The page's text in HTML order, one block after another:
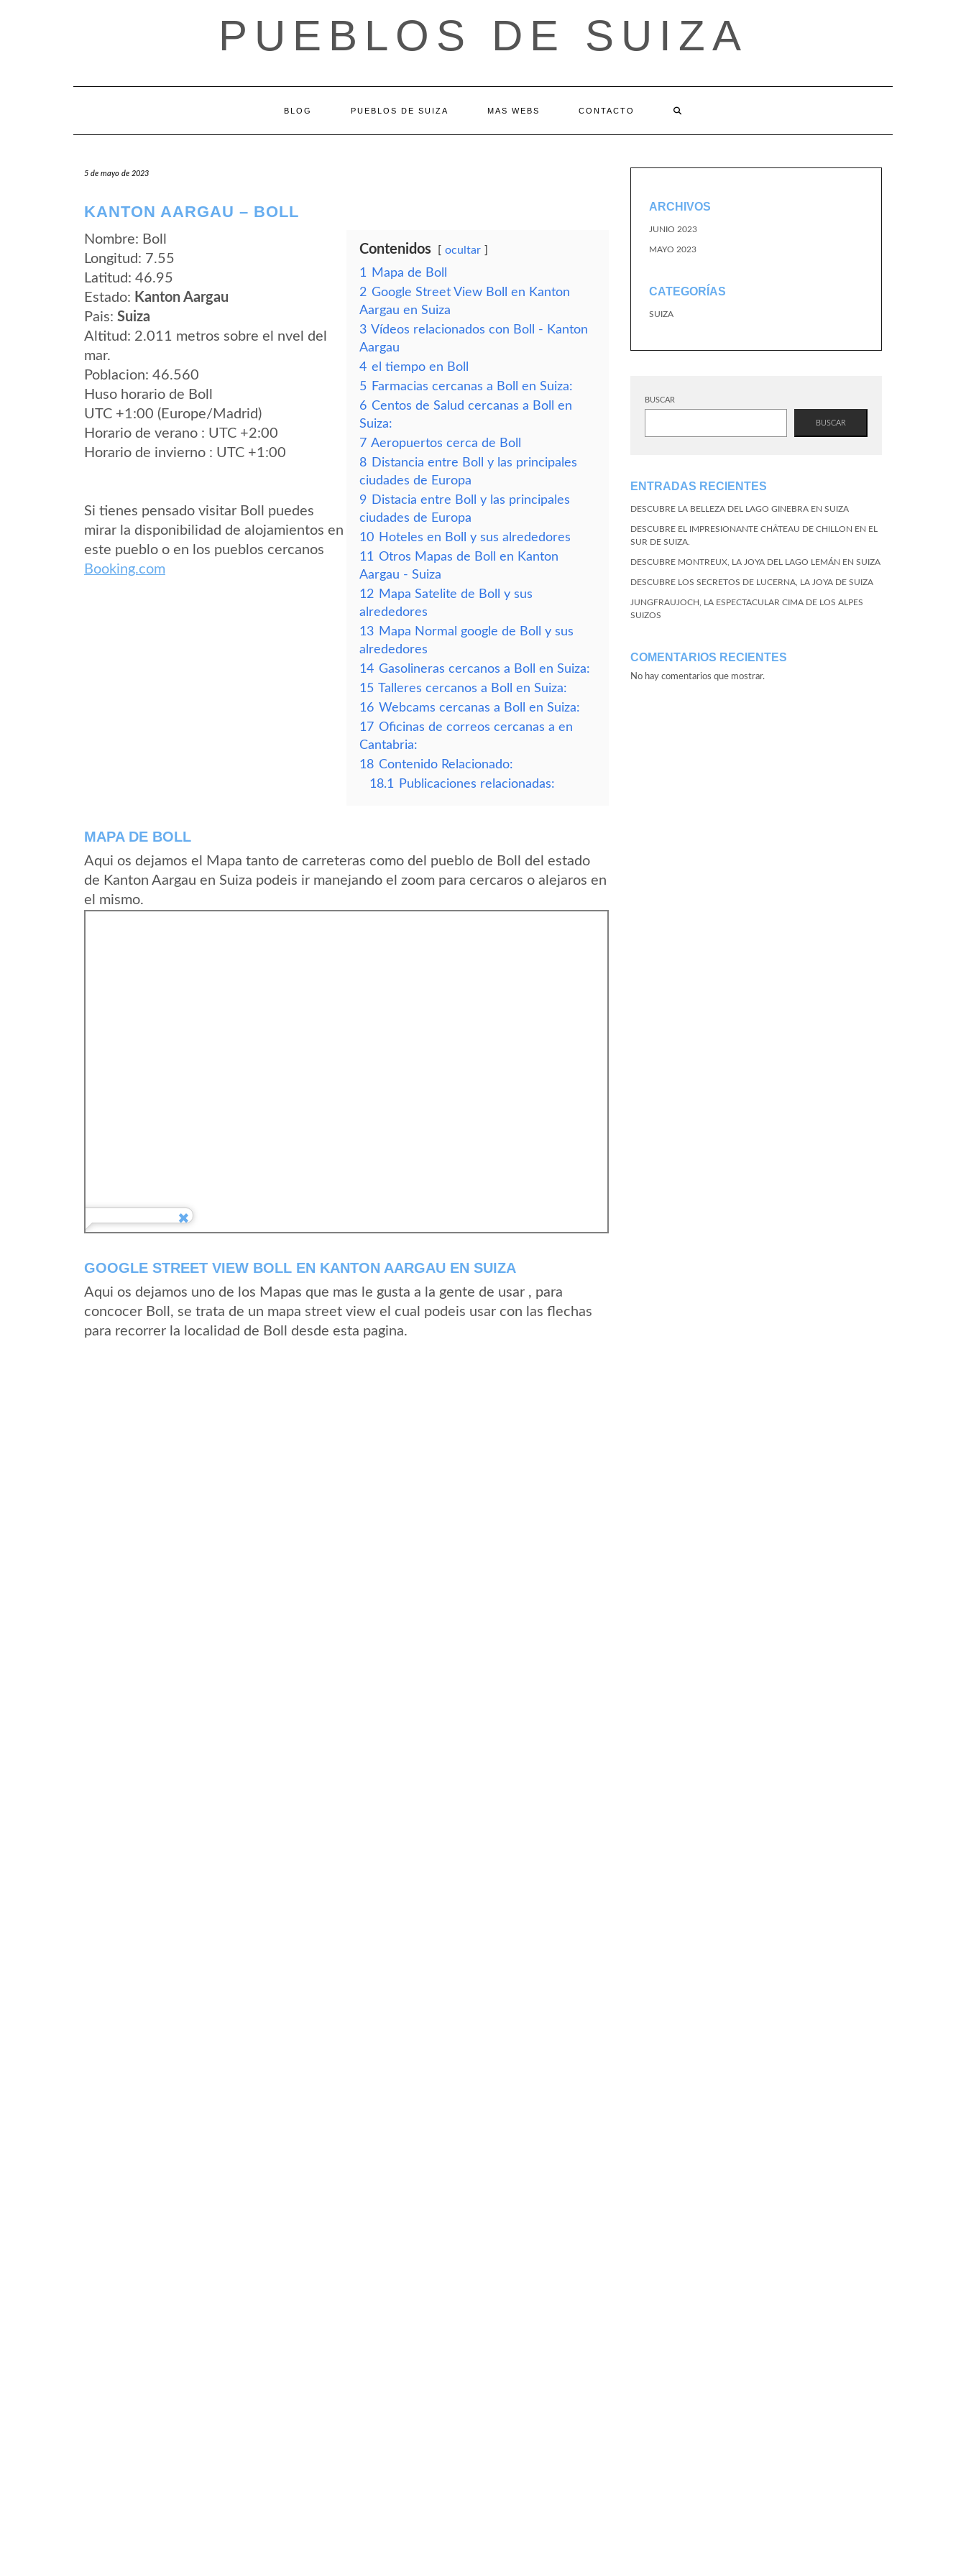
PUEBLOS DE SUIZA
BLOG PUEBLOS DE SUIZA MAS WEBS CONTACTO
5 de mayo de 2023
KANTON AARGAU – BOLL
Nombre: Boll
Longitud: 7.55
Latitud: 46.95
Estado: Kanton Aargau
Pais: Suiza
Altitud: 2.011 metros sobre el nvel del
mar.
Poblacion: 46.560
Huso horario de Boll
UTC +1:00 (Europe/Madrid)
Horario de verano : UTC +2:00
Horario de invierno : UTC +1:00
Si tienes pensado visitar Boll puedes
mirar la disponibilidad de alojamientos en
este pueblo o en los pueblos cercanos
Booking.com
Contenidos ocultar
1
Mapa de Boll
2 Google Street View Boll en Kanton
Aargau en Suiza
3 Vídeos relacionados con Boll - Kanton
Aargau
4 el tiempo en Boll
5 Farmacias cercanas a Boll en Suiza:
6 Centos de Salud cercanas a Boll en
Suiza:
7 Aeropuertos cerca de Boll
8 Distancia entre Boll y las principales
ciudades de Europa
9 Distacia entre Boll y las principales
ciudades de Europa
10 Hoteles en Boll y sus alrededores
11 Otros Mapas de Boll en Kanton
Aargau - Suiza
12 Mapa Satelite de Boll y sus
alrededores
13 Mapa Normal google de Boll y sus
alrededores
14 Gasolineras cercanos a Boll en Suiza:
15 Talleres cercanos a Boll en Suiza:
16 Webcams cercanas a Boll en Suiza:
17 Oficinas de correos cercanas a en
Cantabria:
18 Contenido Relacionado:
18.1
Publicaciones relacionadas:
MAPA DE BOLL
Aqui os dejamos el Mapa tanto de carreteras como del pueblo de Boll del estado
de Kanton Aargau en Suiza podeis ir manejando el zoom para cercaros o alejaros en
el mismo.
GOOGLE STREET VIEW BOLL EN KANTON AARGAU EN SUIZA
Aqui os dejamos uno de los Mapas que mas le gusta a la gente de usar , para
concocer Boll, se trata de un mapa street view el cual podeis usar con las flechas
para recorrer la localidad de Boll desde esta pagina.
ARCHIVOS
JUNIO 2023
MAYO 2023
CATEGORÍAS
SUIZA
BUSCAR
BUSCAR
ENTRADAS RECIENTES
DESCUBRE LA BELLEZA DEL LAGO GINEBRA EN SUIZA
DESCUBRE EL IMPRESIONANTE CHÂTEAU DE CHILLON EN EL
SUR DE SUIZA.
DESCUBRE MONTREUX, LA JOYA DEL LAGO LEMÁN EN SUIZA
DESCUBRE LOS SECRETOS DE LUCERNA, LA JOYA DE SUIZA
JUNGFRAUJOCH, LA ESPECTACULAR CIMA DE LOS ALPES
SUIZOS
COMENTARIOS RECIENTES
No hay comentarios que mostrar.